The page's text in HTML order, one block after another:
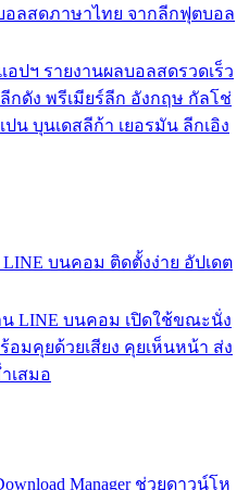
บอลสดภาษาไทย จากลีกฟุตบอล
อปฯ รายงานผลบอลสดรวดเร็ว
ดัง พรีเมียร์ลีก อังกฤษ กัลโช่
ปน บุนเดสลีก้า เยอรมัน ลีกเอิง
บนคอม ติดตั้งง่าย อัปเดต
น LINE บนคอม เปิดใช้ขณะนั่ง
อมคุยด้วยเสียง คุยเห็นหน้า ส่ง
เสมอ
Manager ช่วยดาวน์โห